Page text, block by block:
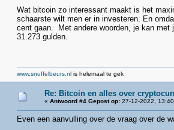
Wat bitcoin zo interessant maakt is het
schaarste wilt men er in investeren. En
cent gaan. Met andere woorden, je kan
31.273 gulden.
www.snuffelbeurs.nlis helemaal te gek
Re: Bitcoin en alles over
« Antwoord #4 Gepost op:27-12-2022,
Even een aanvulling over de vraag over de